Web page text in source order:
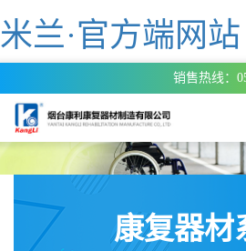
米兰·官方端网站
销售热线：
康复器材